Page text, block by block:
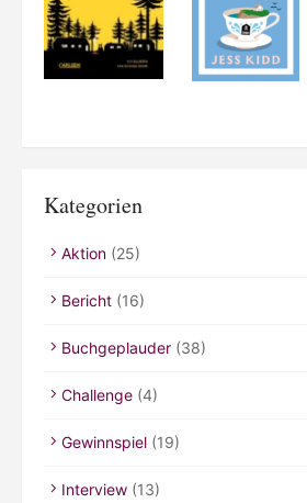
Kategorien
Aktion (25)
Bericht (16)
Buchgeplauder (38)
Challenge (4)
Gewinnspiel (19)
Interview (13)